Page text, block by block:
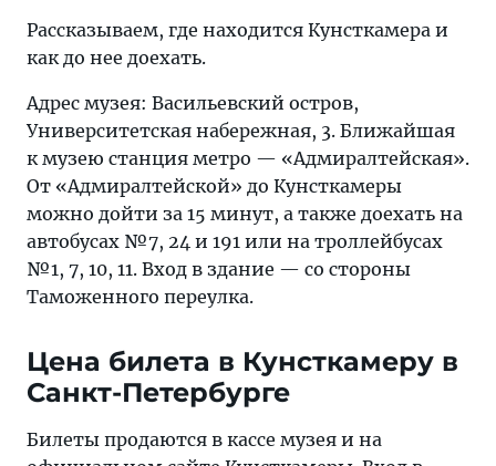
Рассказываем, где находится Кунсткамера и
как до нее доехать.
Адрес музея: Васильевский остров,
Университетская набережная, 3. Ближайшая
к музею станция метро — «Адмиралтейская».
От «Адмиралтейской» до Кунсткамеры
можно дойти за 15 минут, а также доехать на
автобусах №7, 24 и 191 или на троллейбусах
№1, 7, 10, 11. Вход в здание — со стороны
Таможенного переулка.
Цена билета в Кунсткамеру в
Санкт-Петербурге
Билеты продаются в кассе музея и на